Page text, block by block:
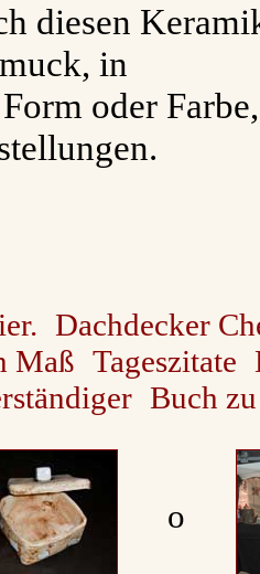
diesen
in
oder Farbe,
Dachdecker
Maß Tageszitate
Buch
ο